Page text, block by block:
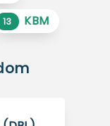
13 KBM